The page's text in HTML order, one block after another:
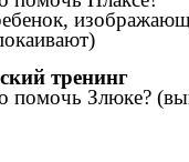
тренинг
Злюке?